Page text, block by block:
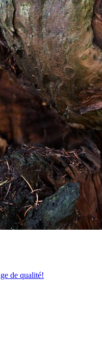
de qualité!